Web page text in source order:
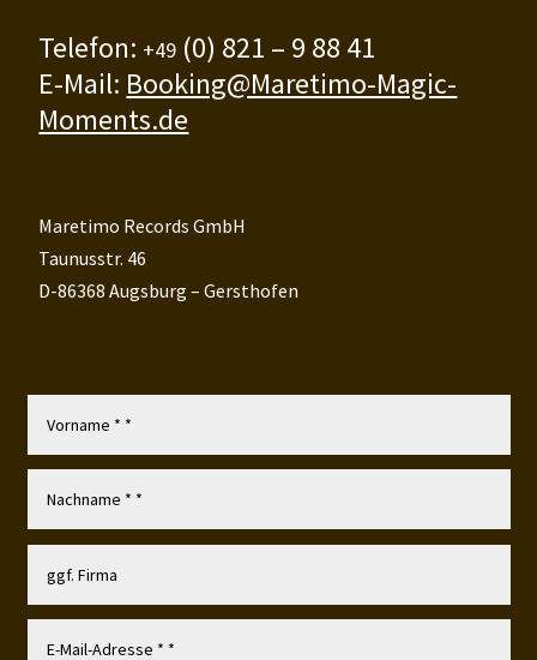
Telefon: +49 (0) 821 – 9 88 41
E-Mail: Booking@Maretimo-Magic-
Moments.de
Maretimo Records GmbH
Taunusstr. 46
D-86368 Augsburg – Gersthofen